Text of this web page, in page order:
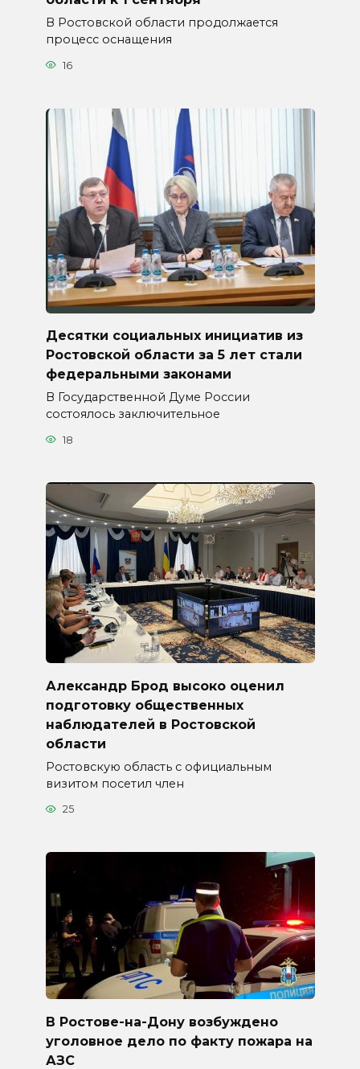
В Ростовской области продолжается
процесс оснащения
16
Десятки социальных инициатив из
Ростовской области за 5 лет стали
федеральными законами
В Государственной Думе России
состоялось заключительное
18
Александр Брод высоко оценил
подготовку общественных
наблюдателей в Ростовской
области
Ростовскую область с официальным
визитом посетил член
25
В Ростове-на-Дону возбуждено
уголовное дело по факту пожара на
АЗС